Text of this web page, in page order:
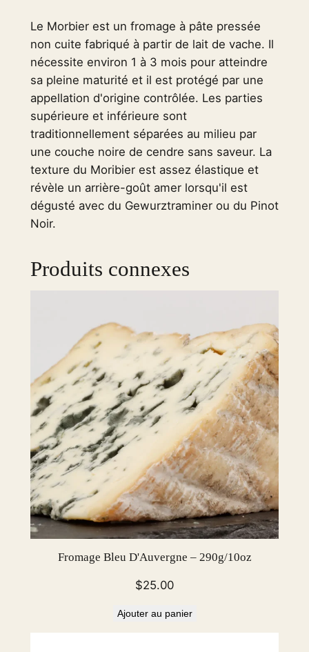
e
M
o
r
b
i
e
r
C
h
e
e
e
–
1
6
l
b
Le Morbier est un fromage à pâte pressée
non cuite fabriqué à partir de lait de vache. Il
nécessite environ 1 à 3 mois pour atteindre
sa pleine maturité et il est protégé par une
appellation d'origine contrôlée. Les parties
supérieure et inférieure sont
traditionnellement séparées au milieu par
une couche noire de cendre sans saveur. La
texture du Moribier est assez élastique et
révèle un arrière-goût amer lorsqu'il est
dégusté avec du Gewurztraminer ou du Pinot
Noir.
Produits connexes
Fromage Bleu D'Auvergne – 290g/10oz
$25.00
Ajouter au panier